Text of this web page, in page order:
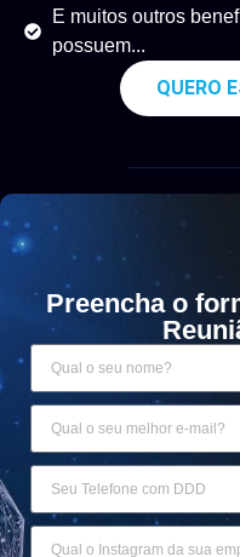
E muitos outros
possuem...
QUERO
Preencha o